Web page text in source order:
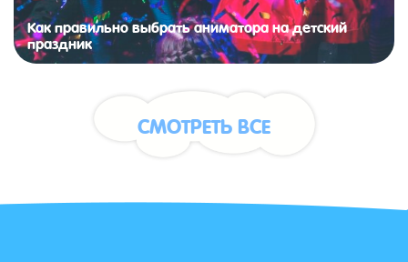
Как правильно выбрать аниматора на детский
праздник
СМОТРЕТЬ ВСЕ